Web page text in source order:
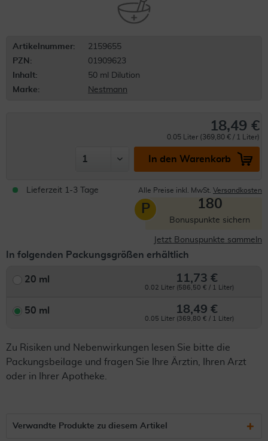
Artikelnummer:
2159655
PZN:
01909623
Inhalt:
50 ml Dilution
Marke:
Nestmann
18,49 €
0.05 Liter (369,80 € / 1 Liter)
In den Warenkorb
Lieferzeit 1-3 Tage Alle Preise inkl. MwSt. Versandkosten
P 180
Bonuspunkte sichern
Jetzt Bonuspunkte sammeln
In folgenden Packungsgrößen erhältlich
20 ml 11,73 €
0.02 Liter (586,50 € / 1 Liter)
50 ml 18,49 €
0.05 Liter (369,80 € / 1 Liter)
Zu Risiken und Nebenwirkungen lesen Sie bitte die
Packungsbeilage und fragen Sie Ihre Ärztin, Ihren Arzt
oder in Ihrer Apotheke.
Verwandte Produkte zu diesem Artikel